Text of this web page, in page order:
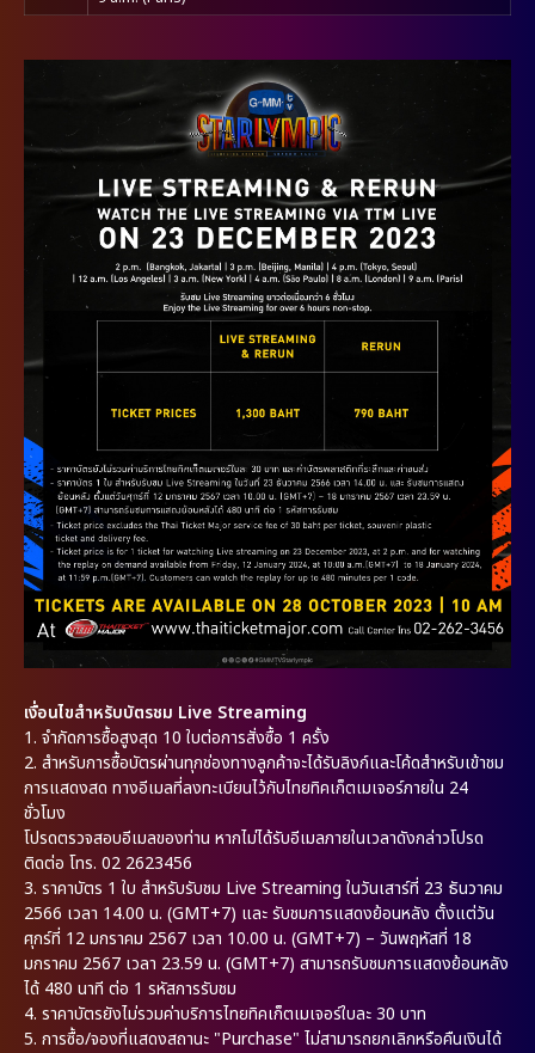
เงื่อนไขสำหรับบัตรชม Live Streaming
1. จำกัดการซื้อสูงสุด 10 ใบต่อการสั่งซื้อ 1 ครั้ง
2. สำหรับการซื้อบัตรผ่านทุกช่องทางลูกค้าจะได้รับลิงก์และโค้ดสำหรับเข้าชม
การแสดงสด ทางอีเมลที่ลงทะเบียนไว้กับไทยทิคเก็ตเมเจอร์ภายใน 24
ชั่วโมง
โปรดตรวจสอบอีเมลของท่าน หากไม่ได้รับอีเมลภายในเวลาดังกล่าวโปรด
ติดต่อ โทร. 02 2623456
3. ราคาบัตร 1 ใบ สำหรับรับชม Live Streaming ในวันเสาร์ที่ 23 ธันวาคม
2566 เวลา 14.00 น. (GMT+7) และ รับชมการแสดงย้อนหลัง ตั้งแต่วัน
ศุกร์ที่ 12 มกราคม 2567 เวลา 10.00 น. (GMT+7) – วันพฤหัสที่ 18
มกราคม 2567 เวลา 23.59 น. (GMT+7) สามารถรับชมการแสดงย้อนหลัง
ได้ 480 นาที ต่อ 1 รหัสการรับชม
4. ราคาบัตรยังไม่รวมค่าบริการไทยทิคเก็ตเมเจอร์ใบละ 30 บาท
5. การซื้อ/จองที่แสดงสถานะ "Purchase" ไม่สามารถยกเลิกหรือคืนเงินได้